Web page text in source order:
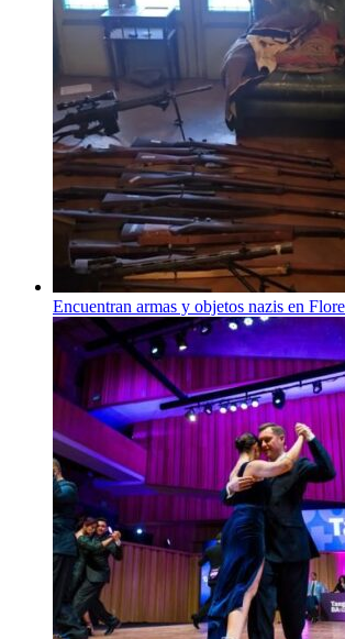
Encuentran armas y objetos nazis en